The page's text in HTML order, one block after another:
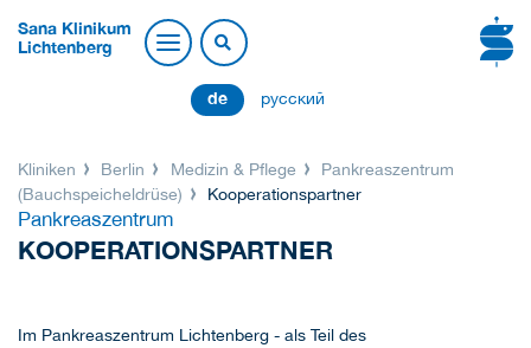
Sana Klinikum
Lichtenberg
de русский
Kliniken Berlin Medizin & Pflege
Pankreaszentrum
(Bauchspeicheldrüse)
Kooperationspartner
Pankreaszentrum
KOOPERATIONSPARTNER
Im Pankreaszentrum Lichtenberg - als Teil des